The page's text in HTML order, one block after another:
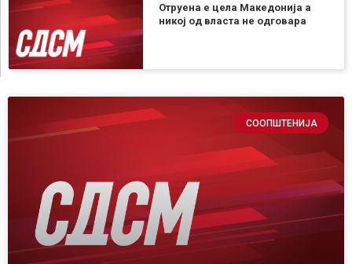
Отруена е цела Македонија а
никој од власта не одговара
СООПШТЕНИЈА